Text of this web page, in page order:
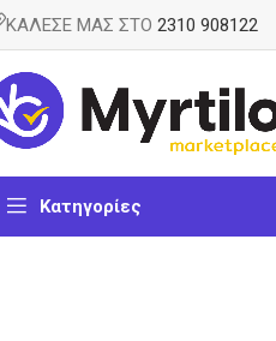
ΚΑΛΕΣΕ ΜΑΣ ΣΤΟ 2310 908122
Κατηγορίες